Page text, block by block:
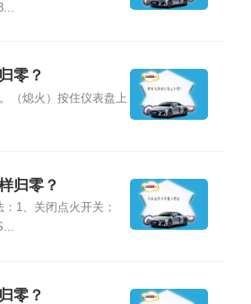
零？
（熄火）按住仪表盘上
归零？
1、关闭点火开关；
零？